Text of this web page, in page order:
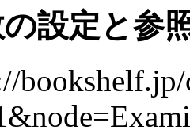
設定と参